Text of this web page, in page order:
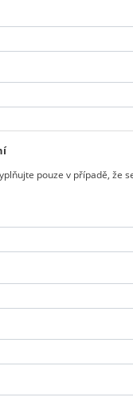
pouze v případě, že